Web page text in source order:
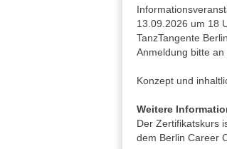
13.09.2026 um 18
TanzTangente
Anmeldung bitte
Konzept und
Weitere
Der Zertifikatskurs
dem Berlin Career